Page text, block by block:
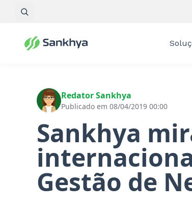
Redator Sankhya
Publicado em 08/04/2019 00:00
Sankhya
Gestão de